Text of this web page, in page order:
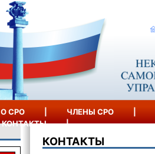
О СРО ЧЛЕНЫ СРО
КОНТАКТЫ |
КОНТАКТЫ